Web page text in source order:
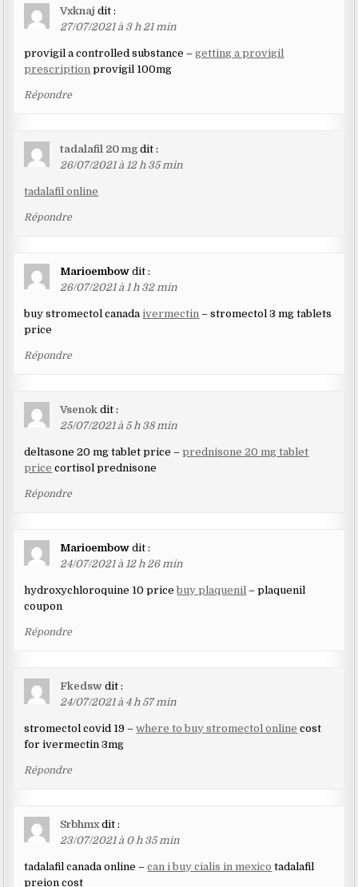
Vxknaj dit :
27/07/2021 à 3 h 21 min
provigil a controlled substance –getting a provigil
prescription provigil 100mg
Répondre
tadalafil 20 mg dit :
26/07/2021 à 12 h 35 min
tadalafil online
Répondre
Marioembow dit :
26/07/2021 à 1 h 32 min
buy stromectol canadaivermectin – stromectol 3 mg tablets
price
Répondre
Vsenok dit :
25/07/2021 à 5 h 38 min
deltasone 20 mg tablet price –prednisone 20 mg tablet
price cortisol prednisone
Répondre
Marioembow dit :
24/07/2021 à 12 h 26 min
hydroxychloroquine 10 pricebuy plaquenil – plaquenil
coupon
Répondre
Fkedsw dit :
24/07/2021 à 4 h 57 min
stromectol covid 19 –where to buy stromectol online cost
for ivermectin 3mg
Répondre
Srbhmx dit :
23/07/2021 à 0 h 35 min
tadalafil canada online –can i buy cialis in mexico tadalafil
preion cost